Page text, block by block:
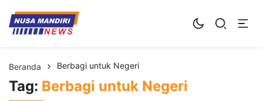
Kampus Digital Bisnis
Universitas Nusa Mandiri
Beranda Berbagi untuk Negeri
Tag: Berbagi untuk Negeri